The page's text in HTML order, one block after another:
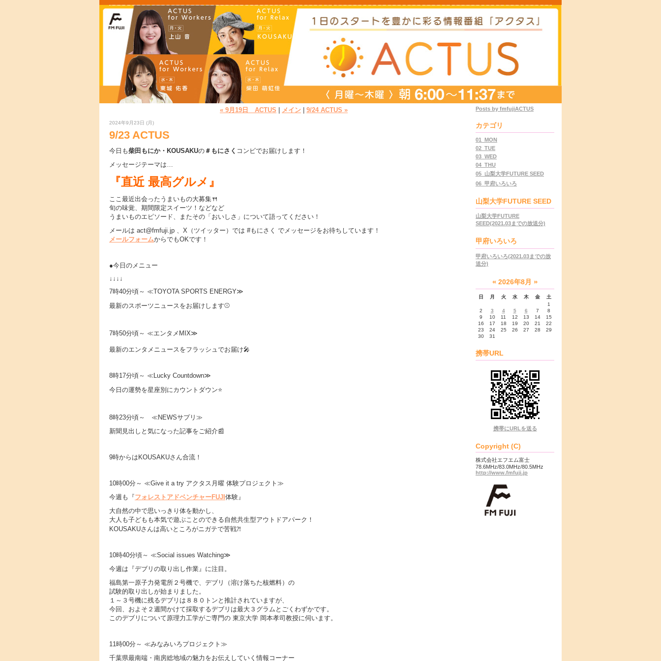
« 9月19日 ACTUS メイン 9/24 ACTUS »
2024年9月23日 (月)
9/23 ACTUS
今日も柴田もにか・KOUSAKUの ＃もにさく コンビでお届けします！
メッセージテーマは…
『直近 最高グルメ』
ここ最近出会ったうまいもの大募集🍴
旬の味覚、期間限定スイーツ！などなど
うまいものエピソード、またその「おいしさ」について語ってください！
メールは act@fmfuji.jp 、X（ツイッター）では #もにさく でメッセージをお待ちしています！
メールフォームからでもOKです！
●今日のメニュー
↓↓↓↓
7時40分頃～ ≪TOYOTA SPORTS ENERGY≫
最新のスポーツニュースをお届けします⚾
7時50分頃～ ≪エンタメMIX≫
最新のエンタメニュースをフラッシュでお届け🎤
8時17分頃～ ≪Lucky Countdown≫
今日の運勢を星座別にカウントダウン⭐
8時23分頃～ ≪NEWSサプリ≫
新聞見出しと気になった記事をご紹介📰
9時からはKOUSAKUさん合流！
10時00分～ ≪Give it a try アクタス月曜 体験プロジェクト≫
今週も『フォレストアドベンチャーFUJI 体験』
大自然の中で思いっきり体を動かし、
大人も子どもも本気で遊ぶことのできる自然共生型アウトドアパーク！
KOUSAKUさんは高いところがニガテで苦戦⁈
10時40分頃～ ≪Social issues Watching≫
今週は『デブリの取り出し作業』に注目。
福島第一原子力発電所２号機で、デブリ（溶け落ちた核燃料）の
試験的取り出しが始まりました。
１～３号機に残るデブリは８８０トンと推計されていますが、
今回、およそ２週間かけて採取するデブリは最大３グラムとごくわずかです。
このデブリについて原理力工学がご専門の 東京大学 岡本孝司教授に伺います。
11時00分～ ≪みなみいろプロジェクト≫
千葉県最南端・南房総地域の魅力をお伝えしていく情報コーナー
Posts by fmfujiACTUS
カテゴリ
01_MON
02_TUE
03_WED
04_THU
05_山梨大学FUTURE SEED
06_甲府いろいろ
山梨大学FUTURE SEED
山梨大学FUTURE
SEED(2021.03までの放送分)
甲府いろいろ
甲府いろいろ(2021.03までの放
送分)
« 2026年8月 »
日 月 火 水 木 金
土
1
2
3 4 5 6 7
8
9
10 11 12 13 14
15
16
17 18 19 20 21
22
23
24 25 26 27 28
29
30
31
携帯URL
携帯にURLを送る
Copyright (C)
株式会社エフエム富士
78.6MHz/83.0MHz/80.5MHz
http://www.fmfuji.jp